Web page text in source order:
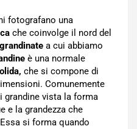
fotografano una
che coinvolge il nord del
a cui abbiamo
è una normale
che si compone di
Comunemente
grandine vista la forma
e la grandezza che
si forma quando